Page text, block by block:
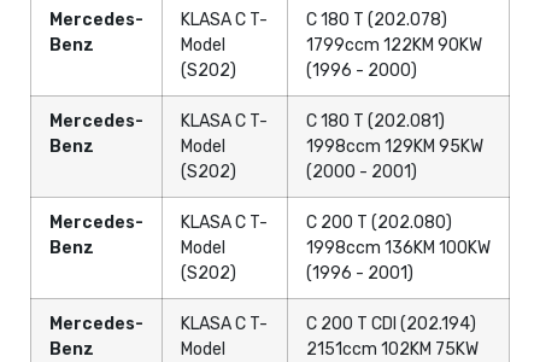
Mercedes-
Benz
KLASA C T-
Model
(S202)
C 180 T (202.078)
1799ccm 122KM 90KW
(1996 - 2000)
Mercedes-
Benz
KLASA C T-
Model
(S202)
C 180 T (202.081)
1998ccm 129KM 95KW
(2000 - 2001)
Mercedes-
Benz
KLASA C T-
Model
(S202)
C 200 T (202.080)
1998ccm 136KM 100KW
(1996 - 2001)
Mercedes-
Benz
KLASA C T-
Model
C 200 T CDI (202.194)
2151ccm 102KM 75KW